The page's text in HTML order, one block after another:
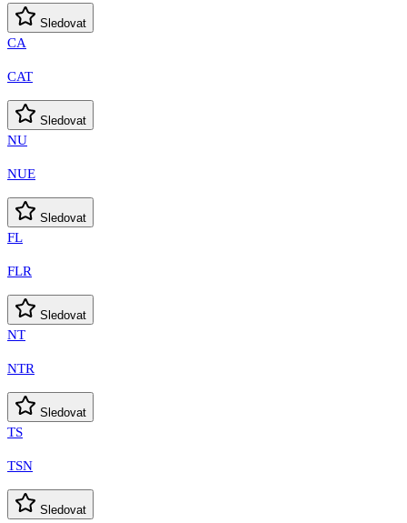
Sledovat
CA
CAT
Sledovat
NU
NUE
Sledovat
FL
FLR
Sledovat
NT
NTR
Sledovat
TS
TSN
Sledovat